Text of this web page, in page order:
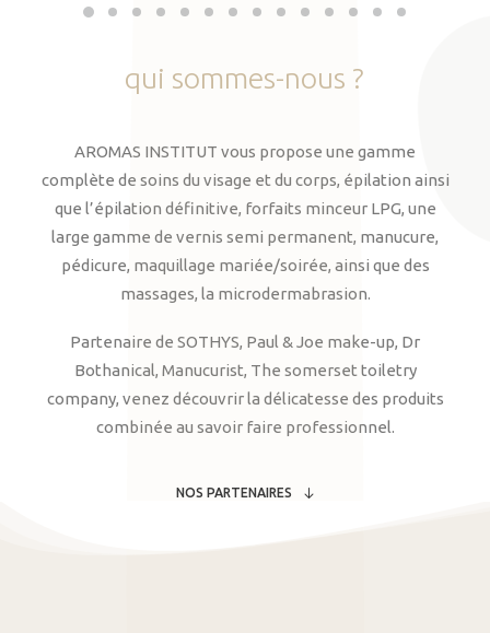
qui sommes-nous ?
AROMAS INSTITUT vous propose une gamme
complète de soins du visage et du corps, épilation ainsi
que l’épilation définitive, forfaits minceur LPG, une
large gamme de vernis semi permanent, manucure,
pédicure, maquillage mariée/soirée, ainsi que des
massages, la microdermabrasion.
Partenaire de SOTHYS, Paul & Joe make-up, Dr
Bothanical, Manucurist, The somerset toiletry
company, venez découvrir la délicatesse des produits
combinée au savoir faire professionnel.
NOS PARTENAIRES